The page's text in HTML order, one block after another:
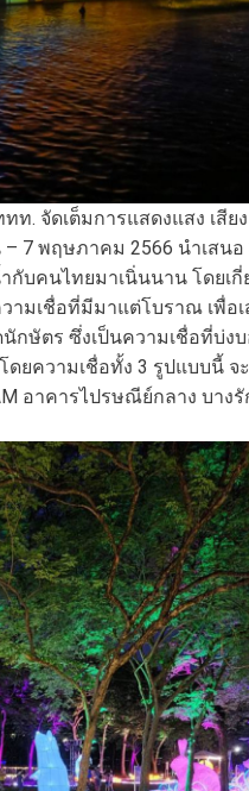
ท. จัดเต็มการแสดงแสง เสี
– 7 พฤษภาคม 2566 นำเสน
กับคนไทยมาเนิ่นนาน โดย
ามเชื่อที่มีมาแต่โบราณ เพื่
กษัตร ซึ่งเป็นความเชื่อที่บ่ง
ความเชื่อทั้ง 3 รูปแบบนี้ จ
อาคารไปรษณีย์กลาง บา